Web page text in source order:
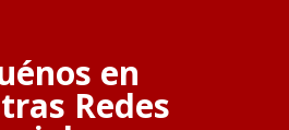
en
Redes